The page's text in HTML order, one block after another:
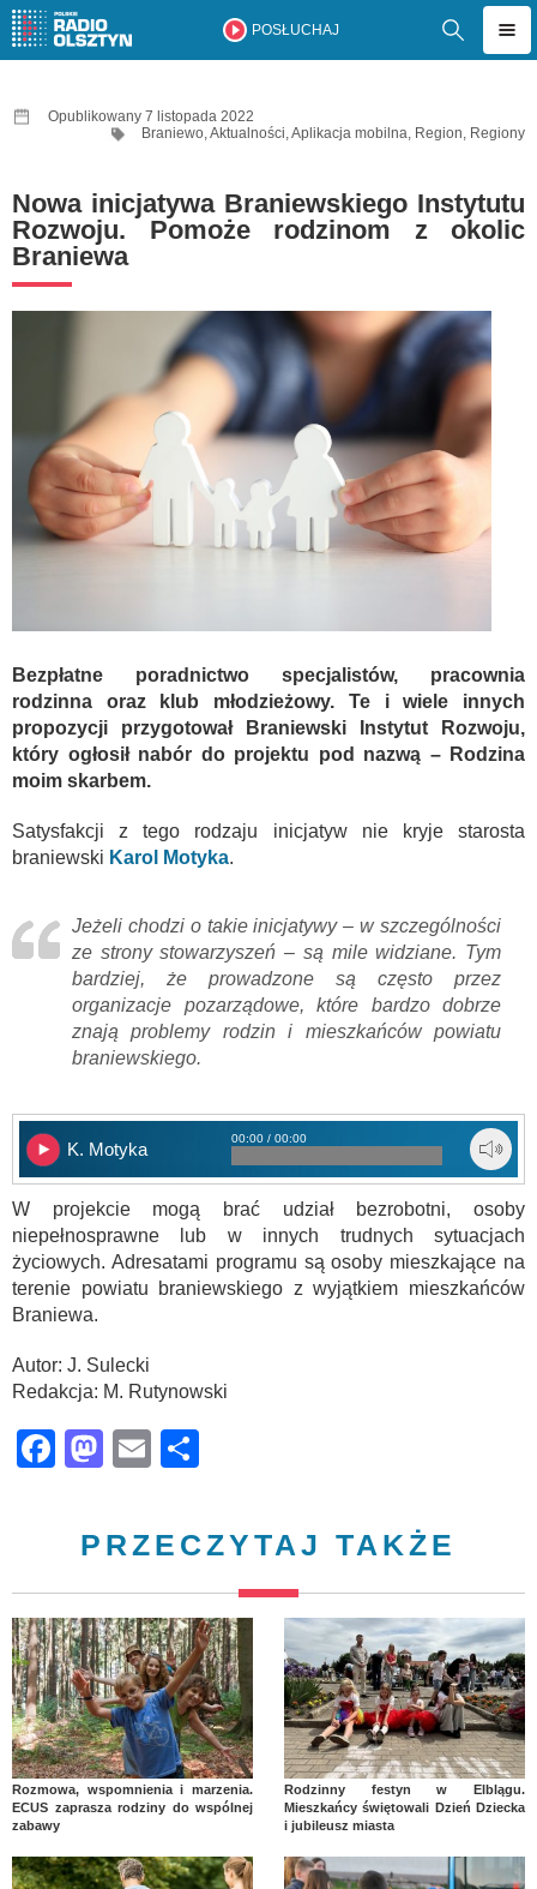
POSŁUCHAJ
Opublikowany 7 listopada 2022
Braniewo,Aktualności,Aplikacja mobilna, Region, Regiony
Nowa inicjatywa Braniewskiego Instytutu
Rozwoju. Pomoże rodzinom z okolic
Braniewa
Bezpłatne poradnictwo specjalistów, pracownia
rodzinna oraz klub młodzieżowy. Te i wiele innych
propozycji przygotował Braniewski Instytut Rozwoju,
który ogłosił nabór do projektu pod nazwą – Rodzina
moim skarbem.
Satysfakcji z tego rodzaju inicjatyw nie kryje starosta
braniewski Karol Motyka.
Jeżeli chodzi o takie inicjatywy – w szczególności
ze strony stowarzyszeń – są mile widziane. Tym
bardziej, że prowadzone są często przez
organizacje pozarządowe, które bardzo dobrze
znają problemy rodzin i mieszkańców powiatu
braniewskiego.
K. Motyka
00:00 / 00:00
W projekcie mogą brać udział bezrobotni, osoby
niepełnosprawne lub w innych trudnych sytuacjach
życiowych. Adresatami programu są osoby mieszkające na
terenie powiatu braniewskiego z wyjątkiem mieszkańców
Braniewa.
Autor: J. Sulecki
Redakcja: M. Rutynowski
Facebook
Mastodon
Email
PRZECZYTAJ TAKŻE
Rozmowa, wspomnienia i marzenia.
ECUS zaprasza rodziny do wspólnej
zabawy
Rodzinny festyn w Elblągu.
Mieszkańcy świętowali Dzień Dziecka
i jubileusz miasta